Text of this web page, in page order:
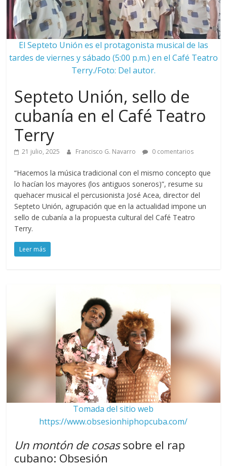
El Septeto Unión es el protagonista musical de las
tardes de viernes y sábado (5:00 p.m.) en el Café Teatro
Terry./Foto: Del autor.
Septeto Unión, sello de
cubanía en el Café Teatro
Terry
21 julio, 2025 Francisco G. Navarro 0 comentarios
“Hacemos la música tradicional con el mismo concepto que
lo hacían los mayores (los antiguos soneros)”, resume su
quehacer musical el percusionista José Acea, director del
Septeto Unión, agrupación que en la actualidad impone un
sello de cubanía a la propuesta cultural del Café Teatro
Terry.
Leer más
Tomada del sitio web
https://www.obsesionhiphopcuba.com/
Un montón de cosassobre el rap
cubano: Obsesión